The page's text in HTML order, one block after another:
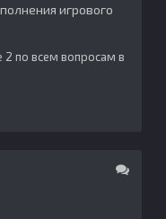
игрового
по всем вопросам в